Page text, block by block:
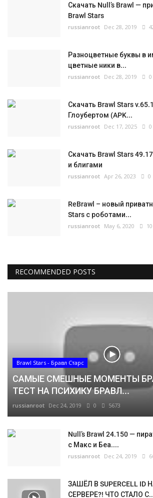
Скачать Null’s Brawl —
Brawl Stars
russianroot Dec 28, 2019
Разноцветные буквы в
цветные ники в...
russianroot Dec 28, 2019 0
Скачать Brawl Stars
Глоубертом (APK...
russianroot Dec 17, 2025 0
Скачать Brawl Stars
и блигами
russianroot Apr 26, 2023 0
ReBrawl – новый
Stars с роботами...
russianroot May 6, 2020 10
RECOMMENDED POSTS
Brawl Stars - Бравл Старс
САМЫЕ СМЕШНЫЕ МОМЕНТЫ
ТЕСТ НА ПСИХИКУ БРАВЛ...
russianroot Dec 24, 2019 0 5673
Null’s Brawl 24.150 —
с Макс и Беа....
russianroot Dec 24, 2019
ЗАШЁЛ В SUPERCELL
СЕРВЕРЕ?! ЧТО СТАЛО